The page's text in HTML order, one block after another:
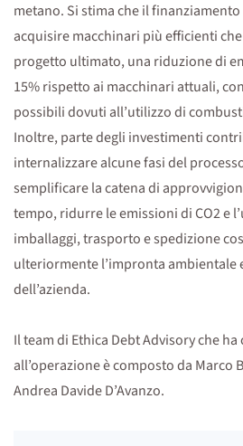
metano. Si stima che il
acquisire macchinari più efficienti
progetto ultimato, una riduzione di
15% rispetto ai macchinari attuali,
possibili dovuti all’utilizzo di
Inoltre, parte degli investimenti
internalizzare alcune fasi del
semplificare la catena di
tempo, ridurre le emissioni di CO2 e
imballaggi, trasporto e spedizione
ulteriormente l’impronta ambientale
dell’azienda.
Il team di Ethica Debt Advisory che
all’operazione è composto da Marco
Andrea Davide D’Avanzo.